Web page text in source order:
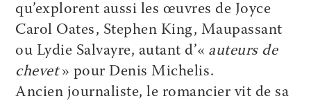
qu’explorent aussi les œuvres de Joyce
Carol Oates, Stephen King, Maupassant
ou Lydie Salvayre, autant d’« auteurs de
chevet» pour Denis Michelis.
Ancien journaliste, le romancier vit de sa